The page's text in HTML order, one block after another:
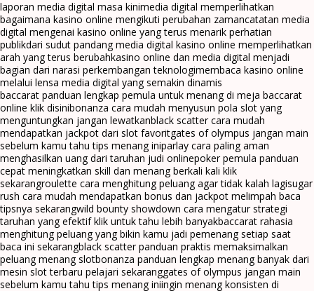
laporan media digital masa kinimedia digital memperlihatkan
bagaimana kasino online mengikuti perubahan zamancatatan media
digital mengenai kasino online yang terus menarik perhatian
publikdari sudut pandang media digital kasino online memperlihatkan
arah yang terus berubahkasino online dan media digital menjadi
bagian dari narasi perkembangan teknologimembaca kasino online
melalui lensa media digital yang semakin dinamis
baccarat panduan lengkap pemula untuk menang di meja baccarat
online klik disinibonanza cara mudah menyusun pola slot yang
menguntungkan jangan lewatkanblack scatter cara mudah
mendapatkan jackpot dari slot favoritgates of olympus jangan main
sebelum kamu tahu tips menang iniparlay cara paling aman
menghasilkan uang dari taruhan judi onlinepoker pemula panduan
cepat meningkatkan skill dan menang berkali kali klik
sekarangroulette cara menghitung peluang agar tidak kalah lagisugar
rush cara mudah mendapatkan bonus dan jackpot melimpah baca
tipsnya sekarangwild bounty showdown cara mengatur strategi
taruhan yang efektif klik untuk tahu lebih banyakbaccarat rahasia
menghitung peluang yang bikin kamu jadi pemenang setiap saat
baca ini sekarangblack scatter panduan praktis memaksimalkan
peluang menang slotbonanza panduan lengkap menang banyak dari
mesin slot terbaru pelajari sekaranggates of olympus jangan main
sebelum kamu tahu tips menang iniingin menang konsisten di